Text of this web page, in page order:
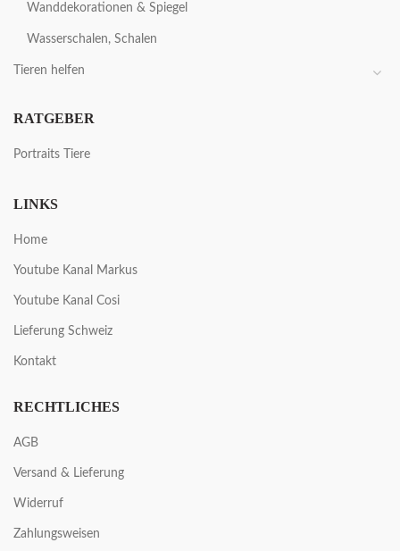
Wanddekorationen & Spiegel
Wasserschalen, Schalen
Tieren helfen
RATGEBER
Portraits Tiere
LINKS
Home
Youtube Kanal Markus
Youtube Kanal Cosi
Lieferung Schweiz
Kontakt
RECHTLICHES
AGB
Versand & Lieferung
Widerruf
Zahlungsweisen